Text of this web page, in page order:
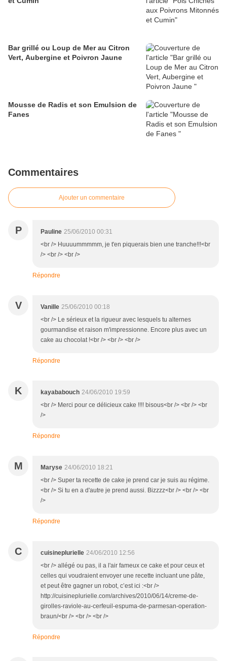
Bar grillé ou Loup de Mer au Citron
Vert, Aubergine et Poivron Jaune
Mousse de Radis et son Emulsion de
Fanes
Commentaires
Ajouter un commentaire
P Pauline 25/06/2010 00:31
<br /> Huuuummmmm, je t'en piquerais bien une tranche!!!<br
/> <br /> <br />
Répondre
V Vanille 25/06/2010 00:18
<br /> Le sérieux et la rigueur avec lesquels tu alternes
gourmandise et raison m'impressionne. Encore plus avec un
cake au chocolat !<br /> <br /> <br />
Répondre
K kayababouch 24/06/2010 19:59
<br /> Merci pour ce délicieux cake !!!! bisous<br /> <br /> <br
/>
Répondre
M Maryse 24/06/2010 18:21
<br /> Super ta recette de cake je prend car je suis au régime.
<br /> Si tu en a d'autre je prend aussi. Bizzzz<br /> <br /> <br
/>
Répondre
C cuisineplurielle 24/06/2010 12:56
<br /> allégé ou pas, il a l'air fameux ce cake et pour ceux et
celles qui voudraient envoyer une recette incluant une pâte,
et peut être gagner un robot, c’est ici :<br />
http://cuisineplurielle.com/archives/2010/06/14/creme-de-
girolles-raviole-au-cerfeuil-espuma-de-parmesan-operation-
braun/<br /> <br /> <br />
Répondre